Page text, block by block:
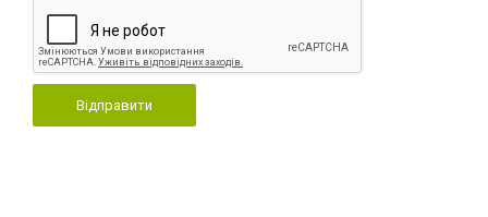
Відправити